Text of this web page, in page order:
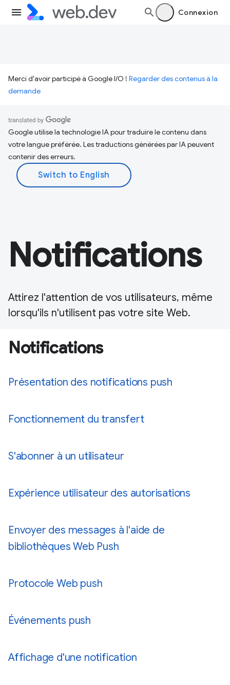
Connexion
Merci d'avoir participé à Google I/O ! Regarder des contenus à la
demande
Google utilise la technologie IA pour traduire le contenu dans
votre langue préférée. Les traductions générées par IA peuvent
contenir des erreurs.
Notifications
Attirez l'attention de vos utilisateurs, même
lorsqu'ils n'utilisent pas votre site Web.
Notifications
Présentation des notifications push
Fonctionnement du transfert
S'abonner à un utilisateur
Expérience utilisateur des autorisations
Envoyer des messages à l'aide de
bibliothèques Web Push
Protocole Web push
Événements push
Affichage d'une notification